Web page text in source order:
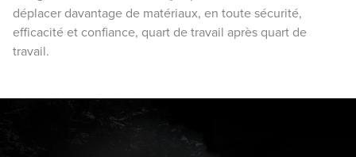
déplacer davantage de matériaux, en toute sécurité,
efficacité et confiance, quart de travail après quart de
travail.